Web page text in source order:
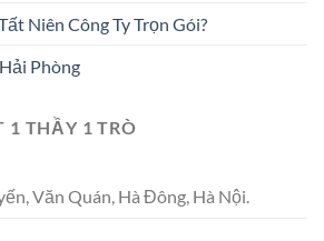
Niên Công Ty Trọn Gói?
Phòng
1 THẦY 1 TRÒ
Văn Quán, Hà Đông, Hà Nội.